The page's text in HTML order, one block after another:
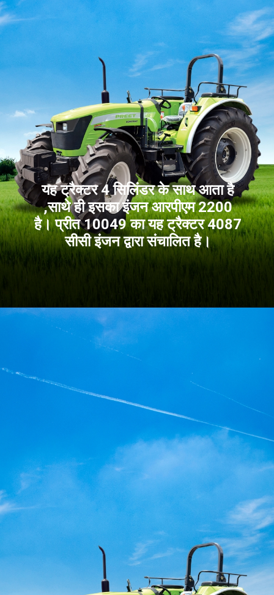
यह ट्रैक्टर 4 सिलिंडर के साथ आता है
,साथे ही इसका इंजन आरपीएम 2200
है। प्रीत 10049 का यह ट्रैक्टर 4087
सीसी इंजन द्वारा संचालित है।